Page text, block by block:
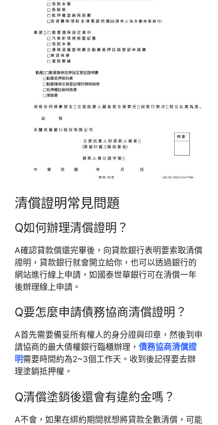
清償證明常見問題
Q如何辦理清償證明？
A確認貸款償還完畢後，向貸款銀行表明要索取清償
證明，貸款銀行就會開立給你，也可以透過銀行的
網站進行線上申請，如國泰世華銀行可在清償一年
後辦理線上申請。
Q要怎麼申請債務協商清償證明？
A首先需要備妥所有權人的身分證與印章，然後到申
請協商的最大債權銀行臨櫃辦理， 債務協商清償證
明需要時間約為2~3個工作天。收到後記得要去辦
理塗銷抵押權。
Q清償塗銷後還會有違約金嗎？
A不會，如果在綁約期間就想將貸款全數清償，可能